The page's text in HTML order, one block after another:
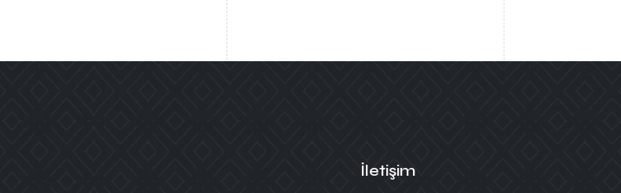
İletişim